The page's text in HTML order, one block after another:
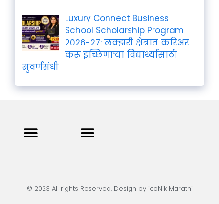
Luxury Connect Business
School Scholarship Program
2026-27: लक्झरी क्षेत्रात करिअर
करू इच्छिणाऱ्या विद्यार्थ्यांसाठी
सुवर्णसंधी
© 2023 All rights Reserved. Design by icoNik Marathi